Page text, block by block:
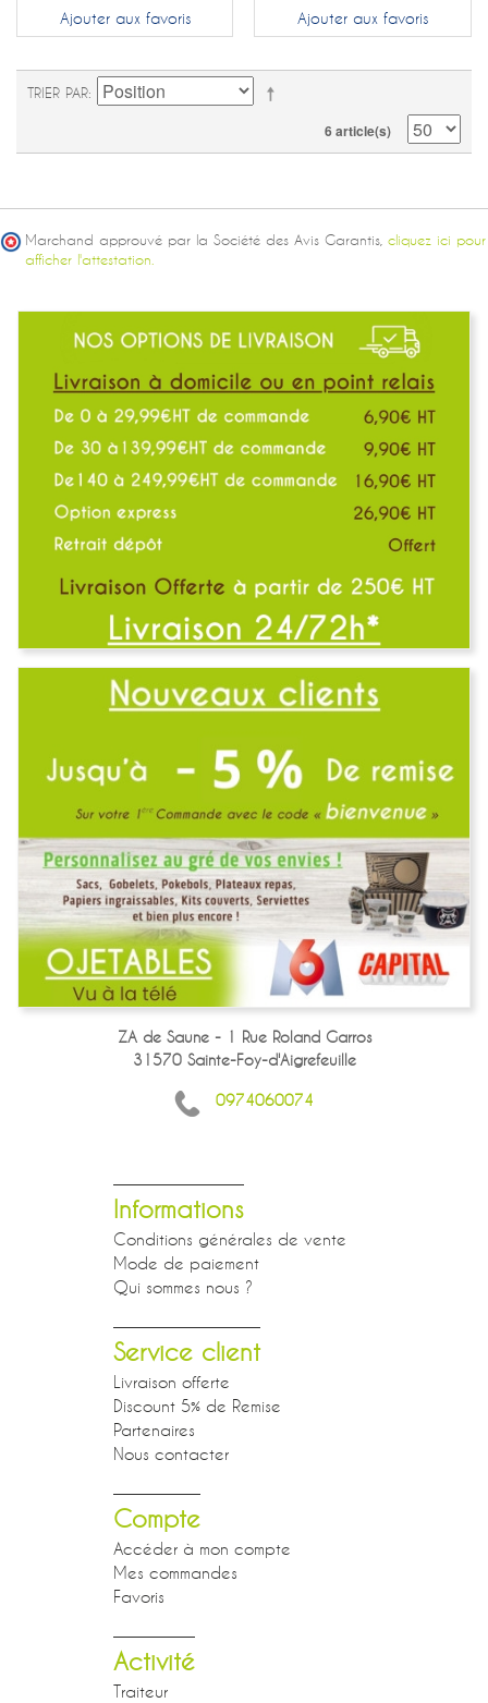
Ajouter aux favoris Ajouter aux favoris
TRIER PAR
6 article(s)
Marchand approuvé par la Société des Avis Garantis, cliquez ici pour
afficher l'attestation.
ZA de Saune - 1 Rue Roland Garros
31570 Sainte-Foy-d'Aigrefeuille
0974060074
Informations
Conditions générales de vente
Mode de paiement
Qui sommes nous ?
Service client
Livraison offerte
Discount 5% de Remise
Partenaires
Nous contacter
Compte
Accéder à mon compte
Mes commandes
Favoris
Activité
Traiteur